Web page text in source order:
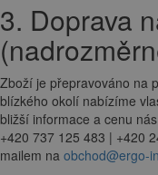
3. Doprava
Zboží je přepravováno na
blízkého okolí nabízíme
bližší informace a cenu
+420 737 125 483 | +420
mailem na obchod@ergo-